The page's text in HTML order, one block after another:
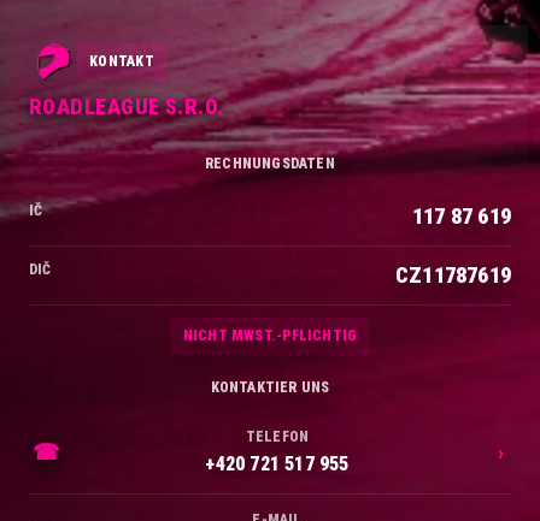
KONTAKT
ROADLEAGUE S.R.O.
RECHNUNGSDATEN
IČ 117 87 619
DIČ CZ11787619
NICHT MWST.-PFLICHTIG
KONTAKTIER UNS
☎
TELEFON
+420 721 517 955 ›